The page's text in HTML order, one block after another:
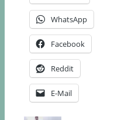
WhatsApp
Facebook
Reddit
E-Mail